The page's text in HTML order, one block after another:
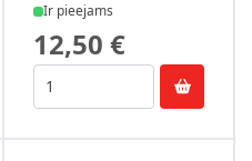
Ir pieejams
12,50 €